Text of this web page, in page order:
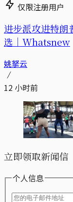
仅限注册用户
进步派攻进特朗
选｜Whatsnew
姚拏云
12 小时前
立即领取新闻信
个人信息